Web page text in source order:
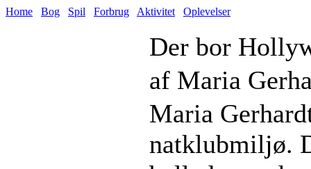
Home Bog Spil Forbrug Aktivitet Oplevelser
Der bor
af Maria
Maria
natklubmiljø.